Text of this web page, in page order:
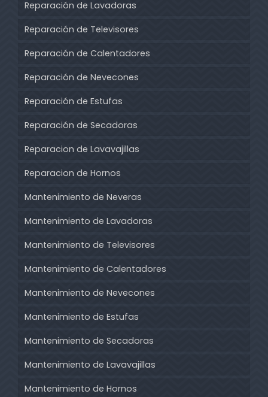
Reparación de Lavadoras
Reparación de Televisores
Reparación de Calentadores
Reparación de Nevecones
Reparación de Estufas
Reparación de Secadoras
Reparacion de Lavavajillas
Reparacion de Hornos
Mantenimiento de Neveras
Mantenimiento de Lavadoras
Mantenimiento de Televisores
Mantenimiento de Calentadores
Mantenimiento de Nevecones
Mantenimiento de Estufas
Mantenimiento de Secadoras
Mantenimiento de Lavavajillas
Mantenimiento de Hornos